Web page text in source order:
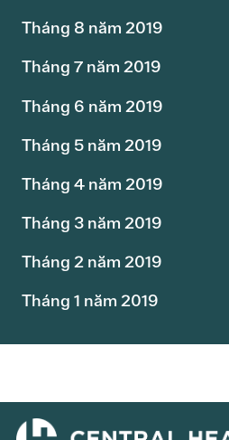
Tháng 8 năm 2019
Tháng 7 năm 2019
Tháng 6 năm 2019
Tháng 5 năm 2019
Tháng 4 năm 2019
Tháng 3 năm 2019
Tháng 2 năm 2019
Tháng 1 năm 2019